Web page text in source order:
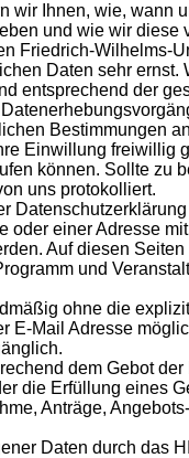
wir Ihnen, wie, wann
und wie wir diese
Friedrich-Wilhelms-
Daten sehr ernst.
entsprechend der
Bestimmungen
Einwillung freiwillig
können. Sollte zu
uns protokolliert.
oder einer Adresse
Auf diesen
und
ohne die
E-Mail Adresse
dem Gebot
die Erfüllung eines
Anträge,
Daten durch das